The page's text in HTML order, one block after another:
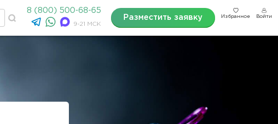
8 (800) 500-68-65
9-21 МСК
Разместить заявку Избранное Войти